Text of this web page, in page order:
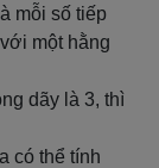
mỗi số tiếp
một hằng
dãy là 3, thì
có thể tính